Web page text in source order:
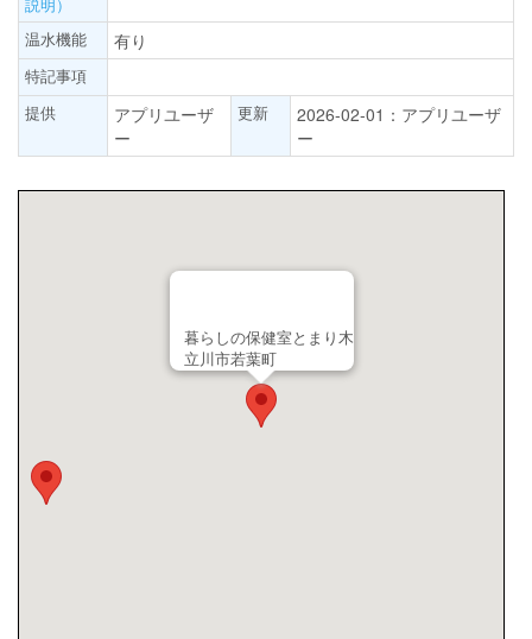
温水機能 有り
特記事項
提供
アプリユーザ
ー
更新
2026-02-01：アプリユーザ
ー
暮らしの保健室とまり木
立川市若葉町